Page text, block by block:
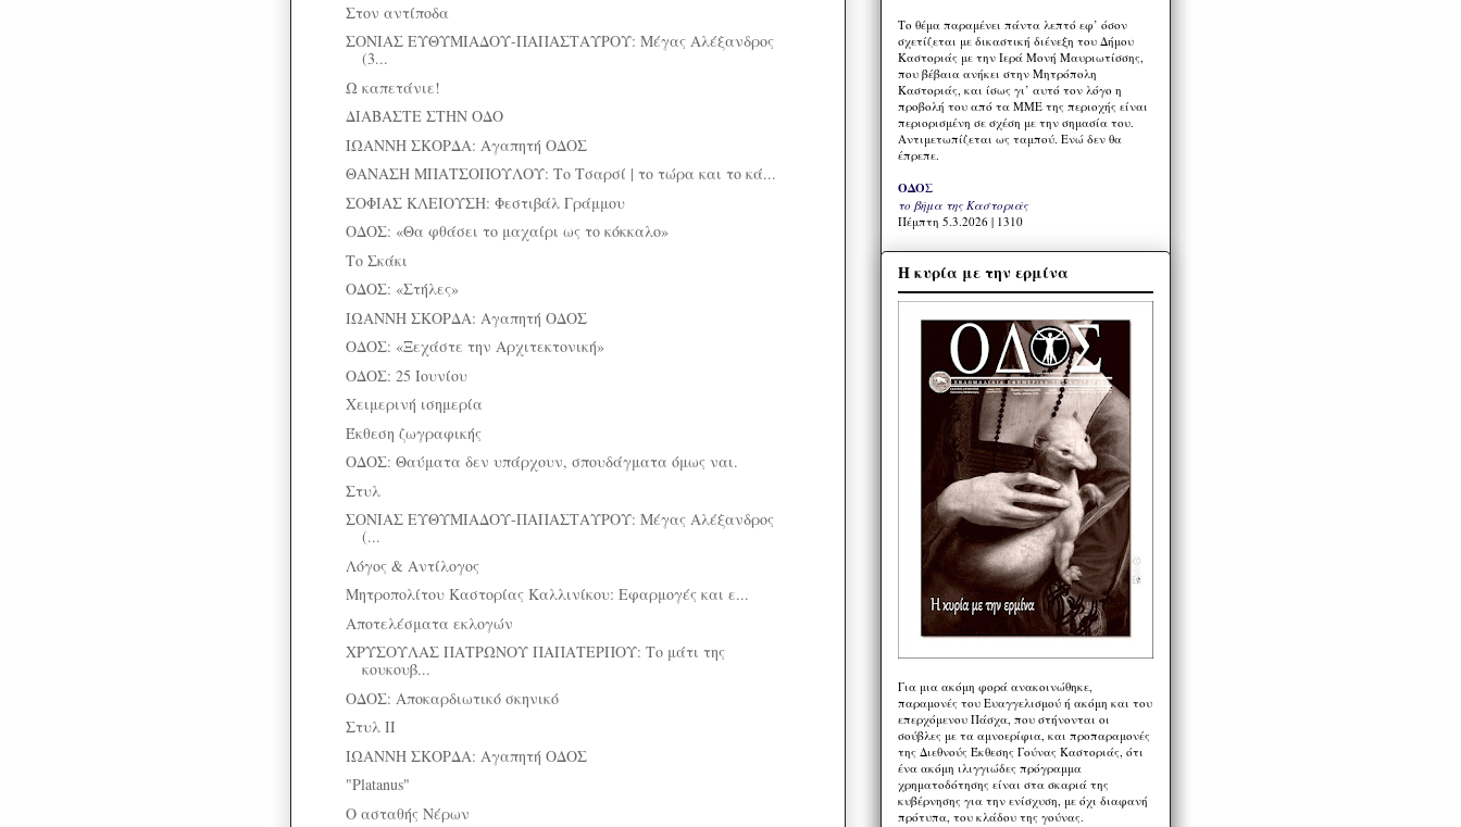
Στον αντίποδα
ΣΟΝΙΑΣ ΕΥΘΥΜΙΑΔΟΥ-ΠΑΠΑΣΤΑΥΡΟΥ: Μέγας Αλέξανδρος
(3...
Ω καπετάνιε!
ΔΙΑΒΑΣΤΕ ΣΤΗΝ ΟΔΟ
ΙΩΑΝΝΗ ΣΚΟΡΔΑ: Αγαπητή ΟΔΟΣ
ΘΑΝΑΣΗ ΜΠΑΤΣΟΠΟΥΛΟΥ: Το Τσαρσί | το τώρα και το κά...
ΣΟΦΙΑΣ ΚΛΕΙΟΥΣΗ: Φεστιβάλ Γράμμου
ΟΔΟΣ: «Θα φθάσει το μαχαίρι ως το κόκκαλο»
Το Σκάκι
ΟΔΟΣ: «Στήλες»
ΙΩΑΝΝΗ ΣΚΟΡΔΑ: Αγαπητή ΟΔΟΣ
ΟΔΟΣ: «Ξεχάστε την Αρχιτεκτονική»
ΟΔΟΣ: 25 Ιουνίου
Χειμερινή ισημερία
Έκθεση ζωγραφικής
ΟΔΟΣ: Θαύματα δεν υπάρχουν, σπουδάγματα όμως ναι.
Στυλ
ΣΟΝΙΑΣ ΕΥΘΥΜΙΑΔΟΥ-ΠΑΠΑΣΤΑΥΡΟΥ: Μέγας Αλέξανδρος
(...
Λόγος & Αντίλογος
Μητροπολίτου Καστορίας Καλλινίκου: Εφαρμογές και ε...
Αποτελέσματα εκλογών
ΧΡΥΣΟΥΛΑΣ ΠΑΤΡΩΝΟΥ ΠΑΠΑΤΕΡΠΟΥ: Το μάτι της
κουκουβ...
ΟΔΟΣ: Αποκαρδιωτικό σκηνικό
Στυλ II
ΙΩΑΝΝΗ ΣΚΟΡΔΑ: Αγαπητή ΟΔΟΣ
"Platanus"
Ο ασταθής Νέρων
Το θέμα παραμένει πάντα λεπτό εφ’ όσον
σχετίζεται με δικαστική διένεξη του Δήμου
Καστοριάς με την Ιερά Μονή Μαυριωτίσσης,
που βέβαια ανήκει στην Μητρόπολη
Καστοριάς, και ίσως γι’ αυτό τον λόγο η
προβολή του από τα ΜΜΕ της περιοχής είναι
περιορισμένη σε σχέση με την σημασία του.
Αντιμετωπίζεται ως ταμπού. Ενώ δεν θα
έπρεπε.
ΟΔΟΣ
το βήμα της Καστοριάς
Πέμπτη 5.3.2026 | 1310
Η κυρία με την ερμίνα
Για μια ακόμη φορά ανακοινώθηκε,
παραμονές του Ευαγγελισμού ή ακόμη και του
επερχόμενου Πάσχα, που στήνονται οι
σούβλες με τα αμνοερίφια, και προπαραμονές
της Διεθνούς Έκθεσης Γούνας Καστοριάς, ότι
ένα ακόμη ιλιγγιώδες πρόγραμμα
χρηματοδότησης είναι στα σκαριά της
κυβέρνησης για την ενίσχυση, με όχι διαφανή
πρότυπα, του κλάδου της γούνας.